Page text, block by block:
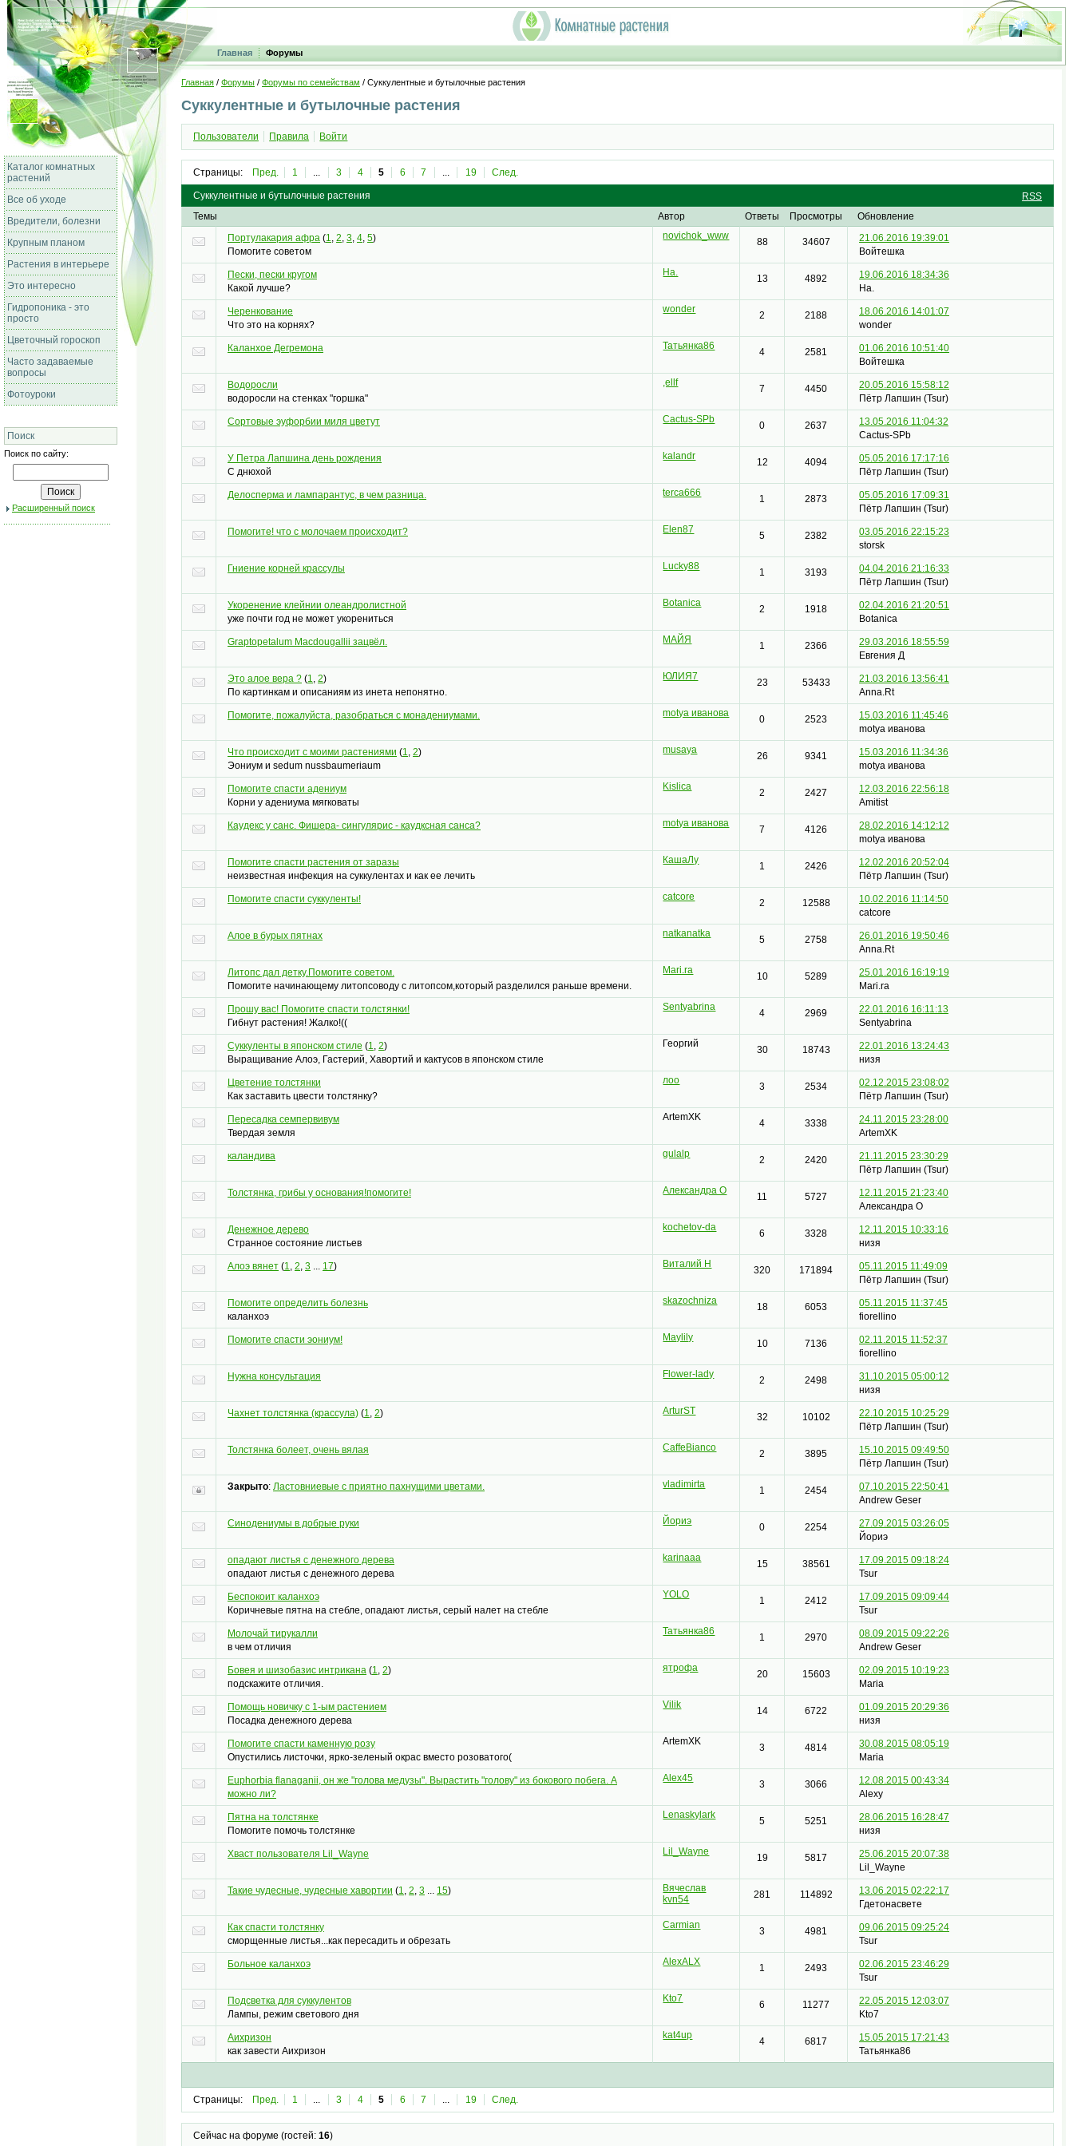
Главная Форумы
Каталог комнатных
растений
Все об уходе
Вредители, болезни
Крупным планом
Растения в интерьере
Это интересно
Гидропоника - это
просто
Цветочный гороскоп
Часто задаваемые
вопросы
Фотоуроки
Поиск
Поиск по сайту:
Расширенный поиск
Главная / Форумы / Форумы по семействам / Суккулентные и бутылочные растения
Суккулентные и бутылочные растения
Пользователи Правила Войти
Страницы: Пред. 1 ... 3 4 5 6 7 ... 19 След.
RSS
Суккулентные и бутылочные растения
Темы
Автор Ответы Просмотры
Обновление
Портулакария афра (1, 2, 3, 4, 5)
Помогите советом
novichok_www
88 34607
21.06.2016 19:39:01
Войтешка
Пески, пески кругом
Какой лучше?
Ha.
13 4892
19.06.2016 18:34:36
Ha.
Черенкование
Что это на корнях?
wonder
2 2188
18.06.2016 14:01:07
wonder
Каланхое Дегремона Татьянка86
4 2581
01.06.2016 10:51:40
Войтешка
Водоросли
водоросли на стенках "горшка"
,ellf
7 4450
20.05.2016 15:58:12
Пётр Лапшин (Tsur)
Сортовые эуфорбии миля цветут Cactus-SPb
0 2637
13.05.2016 11:04:32
Cactus-SPb
У Петра Лапшина день рождения
С днюхой
kalandr
12 4094
05.05.2016 17:17:16
Пётр Лапшин (Tsur)
Делосперма и лампарантус, в чем разница. terca666
1 2873
05.05.2016 17:09:31
Пётр Лапшин (Tsur)
Помогите! что с молочаем происходит? Elen87
5 2382
03.05.2016 22:15:23
storsk
Гниение корней крассулы Lucky88
1 3193
04.04.2016 21:16:33
Пётр Лапшин (Tsur)
Укоренение клейнии олеандролистной
уже почти год не может укорениться
Botanica
2 1918
02.04.2016 21:20:51
Botanica
Graptopetalum Macdougallii зацвёл. МАЙЯ
1 2366
29.03.2016 18:55:59
Евгения Д
Это алое вера ? (1, 2)
По картинкам и описаниям из инета непонятно.
ЮЛИЯ7
23 53433
21.03.2016 13:56:41
Anna.Rt
Помогите, пожалуйста, разобраться с монадениумами. motya иванова
0 2523
15.03.2016 11:45:46
motya иванова
Что происходит с моими растениями (1, 2)
Эониум и sedum nussbaumeriaum
musaya
26 9341
15.03.2016 11:34:36
motya иванова
Помогите спасти адениум
Корни у адениума мягковаты
Kislica
2 2427
12.03.2016 22:56:18
Amitist
Каудекс у санс. Фишера- сингулярис - каудксная санса? motya иванова
7 4126
28.02.2016 14:12:12
motya иванова
Помогите спасти растения от заразы
неизвестная инфекция на суккулентах и как ее лечить
КашаЛу
1 2426
12.02.2016 20:52:04
Пётр Лапшин (Tsur)
Помогите спасти суккуленты! catcore
2 12588
10.02.2016 11:14:50
catcore
Алое в бурых пятнах natkanatka
5 2758
26.01.2016 19:50:46
Anna.Rt
Литопс дал детку.Помогите советом.
Помогите начинающему литопсоводу с литопсом,который разделился раньше времени.
Mari.ra
10 5289
25.01.2016 16:19:19
Mari.ra
Прошу вас! Помогите спасти толстянки!
Гибнут растения! Жалко!((
Sentyabrina
4 2969
22.01.2016 16:11:13
Sentyabrina
Суккуленты в японском стиле (1, 2)
Выращивание Алоэ, Гастерий, Хавортий и кактусов в японском стиле
Георгий
30 18743
22.01.2016 13:24:43
низя
Цветение толстянки
Как заставить цвести толстянку?
лоо
3 2534
02.12.2015 23:08:02
Пётр Лапшин (Tsur)
Пересадка семпервивум
Твердая земля
ArtemXK
4 3338
24.11.2015 23:28:00
ArtemXK
каландива gulalp
2 2420
21.11.2015 23:30:29
Пётр Лапшин (Tsur)
Толстянка, грибы у основания!помогите! Александра О
11 5727
12.11.2015 21:23:40
Александра О
Денежное дерево
Странное состояние листьев
kochetov-da
6 3328
12.11.2015 10:33:16
низя
Алоэ вянет (1, 2, 3 ... 17) Виталий Н
320 171894
05.11.2015 11:49:09
Пётр Лапшин (Tsur)
Помогите определить болезнь
каланхоэ
skazochniza
18 6053
05.11.2015 11:37:45
fiorellino
Помогите спасти эониум! Maylily
10 7136
02.11.2015 11:52:37
fiorellino
Нужна консультация Flower-lady
2 2498
31.10.2015 05:00:12
низя
Чахнет толстянка (крассула) (1, 2) ArturST
32 10102
22.10.2015 10:25:29
Пётр Лапшин (Tsur)
Толстянка болеет, очень вялая CaffeBianco
2 3895
15.10.2015 09:49:50
Пётр Лапшин (Tsur)
Закрыто: Ластовниевые с приятно пахнущими цветами. vladimirta
1 2454
07.10.2015 22:50:41
Andrew Geser
Синодениумы в добрые руки Йориэ
0 2254
27.09.2015 03:26:05
Йориэ
опадают листья с денежного дерева
опадают листья с денежного дерева
karinaaa
15 38561
17.09.2015 09:18:24
Tsur
Беспокоит каланхоэ
Коричневые пятна на стебле, опадают листья, серый налет на стебле
YOLO
1 2412
17.09.2015 09:09:44
Tsur
Молочай тирукалли
в чем отличия
Татьянка86
1 2970
08.09.2015 09:22:26
Andrew Geser
Бовея и шизобазис интрикана (1, 2)
подскажите отличия.
ятрофа
20 15603
02.09.2015 10:19:23
Maria
Помощь новичку с 1-ым растением
Посадка денежного дерева
Vilik
14 6722
01.09.2015 20:29:36
низя
Помогите спасти каменную розу
Опустились листочки, ярко-зеленый окрас вместо розоватого(
ArtemXK
3 4814
30.08.2015 08:05:19
Maria
Euphorbia flanaganii, он же "голова медузы". Вырастить "голову" из бокового побега. А
можно ли?
Alex45
3 3066
12.08.2015 00:43:34
Alexy
Пятна на толстянке
Помогите помочь толстянке
Lenaskylark
5 5251
28.06.2015 16:28:47
низя
Хваст пользователя Lil_Wayne Lil_Wayne
19 5817
25.06.2015 20:07:38
Lil_Wayne
Такие чудесные, чудесные хавортии (1, 2, 3 ... 15)
Вячеслав
kvn54
281 114892
13.06.2015 02:22:17
Гдетонасвете
Как спасти толстянку
сморщенные листья...как пересадить и обрезать
Carmian
3 4981
09.06.2015 09:25:24
Tsur
Больное каланхоэ AlexALX
1 2493
02.06.2015 23:46:29
Tsur
Подсветка для суккулентов
Лампы, режим светового дня
Kto7
6 11277
22.05.2015 12:03:07
Kto7
Аихризон
как завести Аихризон
kat4up
4 6817
15.05.2015 17:21:43
Татьянка86
Страницы: Пред. 1 ... 3 4 5 6 7 ... 19 След.
Сейчас на форуме (гостей: 16)